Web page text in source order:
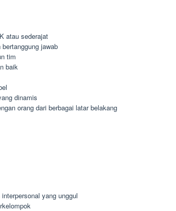
atau sederajat
jawab
tim
baik
dinamis
orang dari berbagai latar belakang
yang unggul